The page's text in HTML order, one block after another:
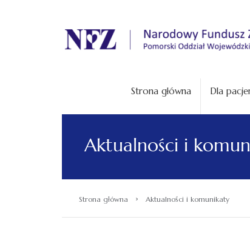
.
Strona główna Dla
Aktualności i
Strona główna › Aktualności i komunikaty